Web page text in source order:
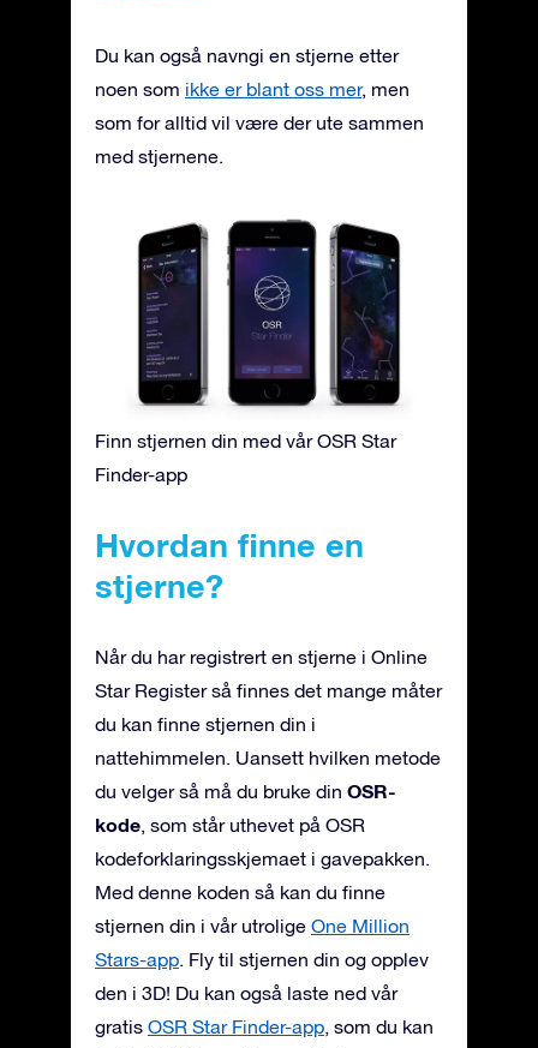
Du kan også navngi en stjerne etter
noen som ikke er blant oss mer, men
som for alltid vil være der ute sammen
med stjernene.
Finn stjernen din med vår OSR Star
Finder-app
Hvordan finne en
stjerne?
Når du har registrert en stjerne i Online
Star Register så finnes det mange måter
du kan finne stjernen din i
nattehimmelen. Uansett hvilken metode
du velger så må du bruke din OSR-
kode, som står uthevet på OSR
kodeforklaringsskjemaet i gavepakken.
Med denne koden så kan du finne
stjernen din i vår utrolige One Million
Stars-app. Fly til stjernen din og opplev
den i 3D! Du kan også laste ned vår
gratis OSR Star Finder-app, som du kan